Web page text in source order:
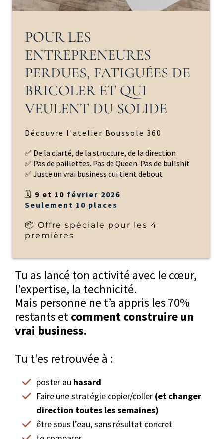
POUR LES
ENTREPRENEURES
PERDUES, FATIGUÉES DE
BRICOLER ET QUI
VEULENT DU SOLIDE
Découvre l'atelier Boussole 360
✅ De la clarté, de la structure, de la direction
✅ Pas de paillettes. Pas de Queen. Pas de bullshit
✅ Juste un vrai business qui tient debout
🗓️ 9 et 10 février 2026
Seulement 10 places
📦 Offre spéciale pour les 4
premières
Tu as lancé ton activité avec le cœur,
l'expertise, la technicité.
Mais personne ne t’a appris les 70%
restants etcomment construire un
vrai business.
Tu t’es retrouvée à :
poster au hasard
Faire une stratégie copier/coller (et changer
direction toutes les semaines)
être sous l’eau, sans résultat concret